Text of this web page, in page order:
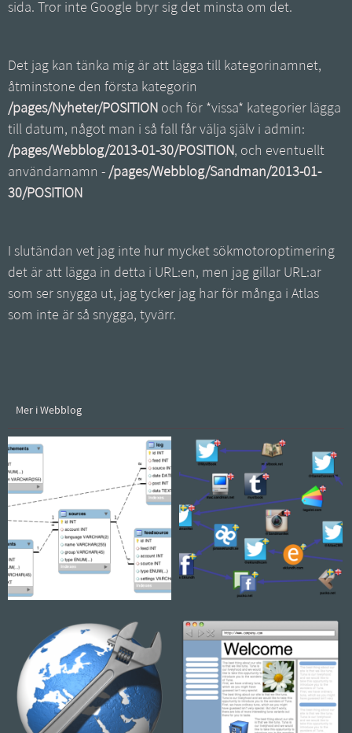
sida. Tror inte Google bryr sig det minsta om det.
Det jag kan tänka mig är att lägga till kategorinamnet,
åtminstone den första kategorin
/pages/Nyheter/POSITION och för *vissa* kategorier lägga
till datum, något man i så fall får välja själv i admin:
/pages/Webblog/2013-01-30/POSITION, och eventuellt
användarnamn - /pages/Webblog/Sandman/2013-01-
30/POSITION
I slutändan vet jag inte hur mycket sökmotoroptimering
det är att lägga in detta i URL:en, men jag gillar URL:ar
som ser snygga ut, jag tycker jag har för många i Atlas
som inte är så snygga, tyvärr.
Mer i Webblog